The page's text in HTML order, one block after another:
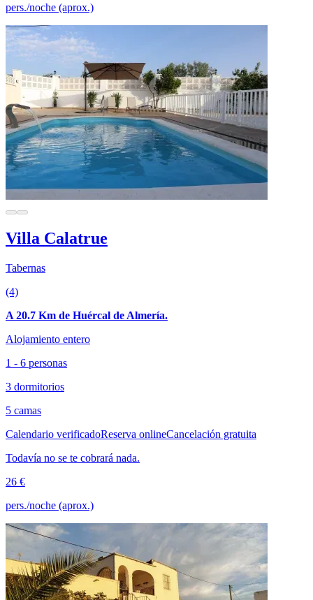
pers./noche (aprox.)
Villa Calatrue
Tabernas
(4)
A 20.7 Km de Huércal de Almería.
Alojamiento entero
1 - 6 personas
3 dormitorios
5 camas
Calendario verificadoReserva onlineCancelación gratuita
Todavía no se te cobrará nada.
26 €
pers./noche (aprox.)